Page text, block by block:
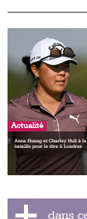
Actualité
Anna Huang et Charley Hull à la
bataille pour le titre à Londres